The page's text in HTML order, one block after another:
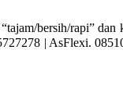
bersih/rapi”
| AsFlexi.